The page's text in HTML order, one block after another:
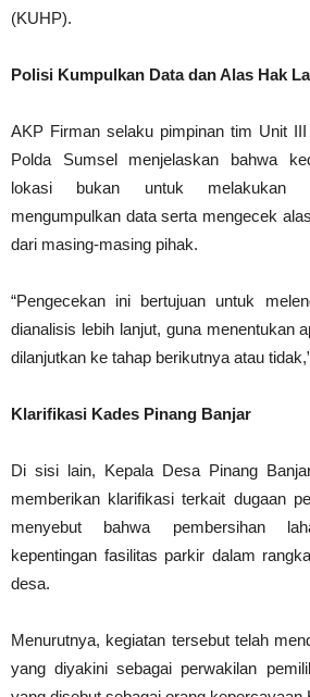
(KUHP).
Polisi Kumpulkan Data dan Alas Hak
AKP Firman selaku pimpinan tim Unit
Polda Sumsel menjelaskan bahwa
lokasi bukan untuk melakukan
mengumpulkan data serta mengecek
dari masing-masing pihak.
“Pengecekan ini bertujuan untuk
dianalisis lebih lanjut, guna menentukan
dilanjutkan ke tahap berikutnya atau
Klarifikasi Kades Pinang Banjar
Di sisi lain, Kepala Desa Pinang
memberikan klarifikasi terkait dugaan
menyebut bahwa pembersihan
kepentingan fasilitas parkir dalam
desa.
Menurutnya, kegiatan tersebut telah
yang diyakini sebagai perwakilan